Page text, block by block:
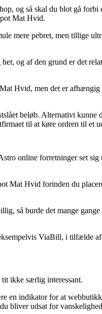
og så skal du blot gå
Mat Hvid.
mere pebret, men tillige
og af den grund er det
Hvid, men det er
beløb. Alternativt
til at køre ordren til et
online forretninger set
Mat Hvid forinden du
så burde det mange
ViaBill, i tilfælde
ikke særlig interessant.
indikator for at
bliver udsat for